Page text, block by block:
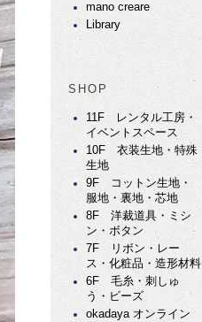
mano creare
Library
SHOP
11F レンタル工房・
イベントスペース
10F 衣装生地・特殊
生地
9F コットン生地・
服地・裏地・芯地
8F 洋裁道具・ミシ
ン・ボタン
7F リボン・レー
ス・化粧品・造形材料
6F 毛糸・刺しゅ
う・ビーズ
okadaya オンライン